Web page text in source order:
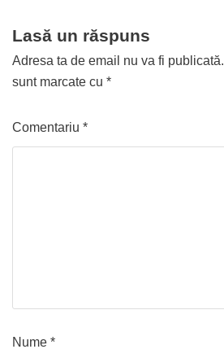
Lasă un răspuns
Adresa ta de email nu va fi publicată.
sunt marcate cu *
Comentariu *
Nume *